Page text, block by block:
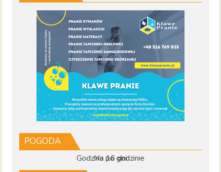
POGODA
Godzina po godzinie
Na 16 dni